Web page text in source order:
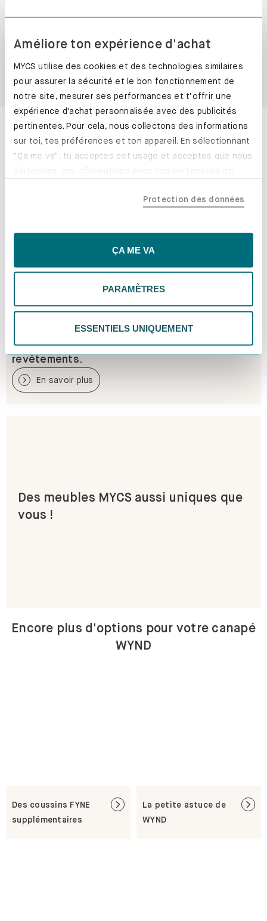
Améliore ton expérience d'achat
MYCS utilise des cookies et des technologies similaires
pour assurer la sécurité et le bon fonctionnement de
notre site, mesurer ses performances et t’offrir une
expérience d'achat personnalisée avec des publicités
pertinentes. Pour cela, nous collectons des informations
sur toi, tes préférences et ton appareil. En sélectionnant
"Ça me va", tu acceptes cet usage et acceptes que nous
tes données pourraient être traitées en dehors de l'UE,
essentiels, ce qui pourrait limiter les contenus
tes préférences. Tu peux modifier tes choix à tout
moment. Pour plus d'informations, consulte notre
politique de confidentialité.
Protection des données
ÇA ME VA
PARAMÈTRES
ESSENTIELS UNIQUEMENT
Service et paiement
Avis clients
Coup de projecteur sur les fonctionnalités
Toute une palette de couleurs et de
revêtements.
En savoir plus
Des meubles MYCS aussi uniques que
vous !
Encore plus d'options pour votre canapé
WYND
Des coussins FYNE
supplémentaires
La petite astuce de
WYND